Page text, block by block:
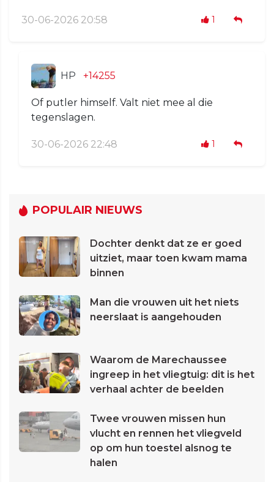
30-06-2026 20:58 1
HP +14255
Of putler himself. Valt niet mee al die
tegenslagen.
30-06-2026 22:48 1
POPULAIR NIEUWS
Dochter denkt dat ze er goed
uitziet, maar toen kwam mama
binnen
Man die vrouwen uit het niets
neerslaat is aangehouden
Waarom de Marechaussee
ingreep in het vliegtuig: dit is het
verhaal achter de beelden
Twee vrouwen missen hun
vlucht en rennen het vliegveld
op om hun toestel alsnog te
halen